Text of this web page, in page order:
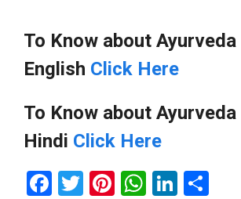
To Know about Ayurveda
English Click Here
To Know about Ayurveda
Hindi Click Here
F
T
Pi W Li